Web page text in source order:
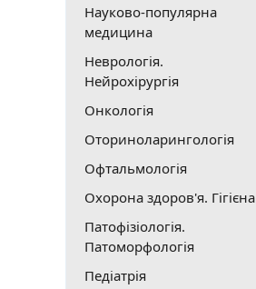
Науково-популярна
медицина
Неврологія.
Нейрохірургія
Онкологія
Оториноларингологія
Офтальмологія
Охорона здоров'я. Гігієна
Патофізіологія.
Патоморфологія
Педіатрія